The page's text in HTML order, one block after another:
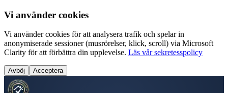
Vi använder cookies
Vi använder cookies för att analysera trafik och spelar in
anonymiserade sessioner (musrörelser, klick, scroll) via Microsoft
Clarity för att förbättra din upplevelse. Läs vår sekretesspolicy
Avböj Acceptera